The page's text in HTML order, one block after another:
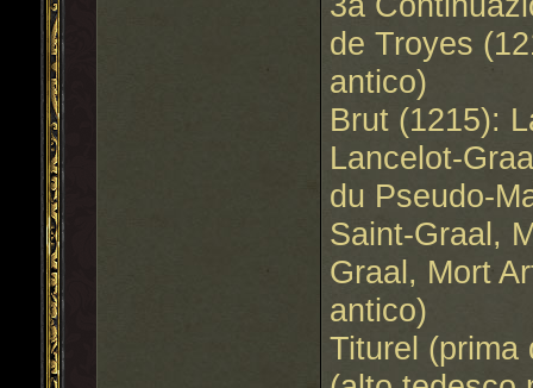
de Troyes
antico)
Brut (1215):
Lancelot-
du Pseudo-
Saint-Graal,
Graal, Mort
antico)
Titurel (prima